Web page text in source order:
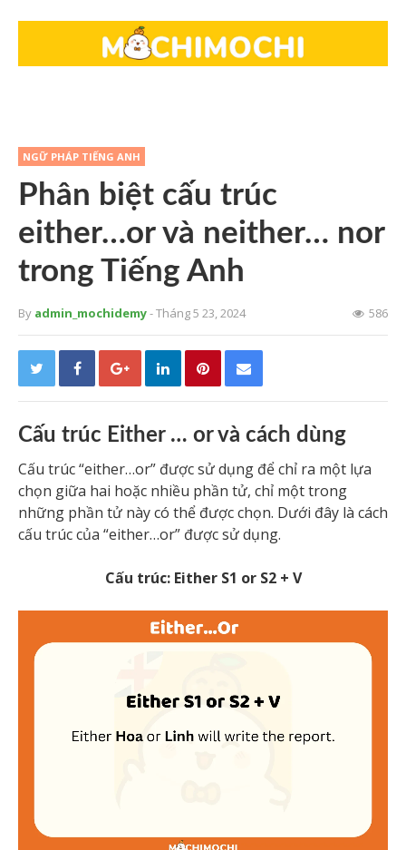
NGỮ PHÁP TIẾNG ANH
Phân biệt cấu trúc
either…or và neither… nor
trong Tiếng Anh
By admin_mochidemy- Tháng 5 23, 2024 586
Cấu trúc Either … or và cách dùng
Cấu trúc “either…or” được sử dụng để chỉ ra một lựa
chọn giữa hai hoặc nhiều phần tử, chỉ một trong
những phần tử này có thể được chọn. Dưới đây là cách
cấu trúc của “either…or” được sử dụng.
Cấu trúc: Either S1 or S2 + V